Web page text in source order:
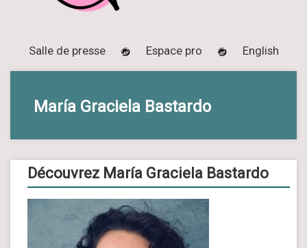
Salle de presse Espace pro English
María Graciela Bastardo
Découvrez María Graciela Bastardo